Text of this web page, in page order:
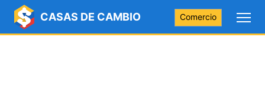
CASAS DE CAMBIO Comercio